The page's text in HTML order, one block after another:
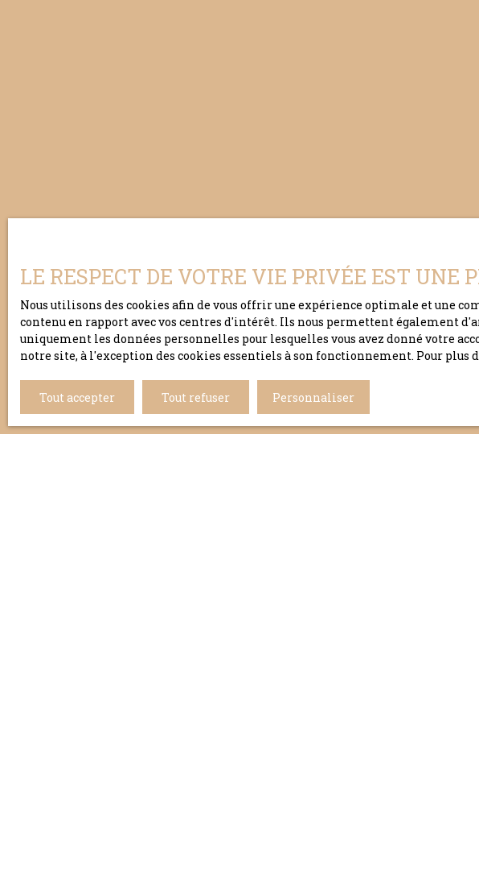
LE RESPECT DE VOTRE VIE PRIVÉE EST UNE
Nous utilisons des cookies afin de vous offrir une expérience optimale et une
contenu en rapport avec vos centres d'intérêt. Ils nous permettent également
uniquement les données personnelles pour lesquelles vous avez donné votre
notre site, à l'exception des cookies essentiels à son fonctionnement. Pour
Tout accepter Tout refuser Personnaliser